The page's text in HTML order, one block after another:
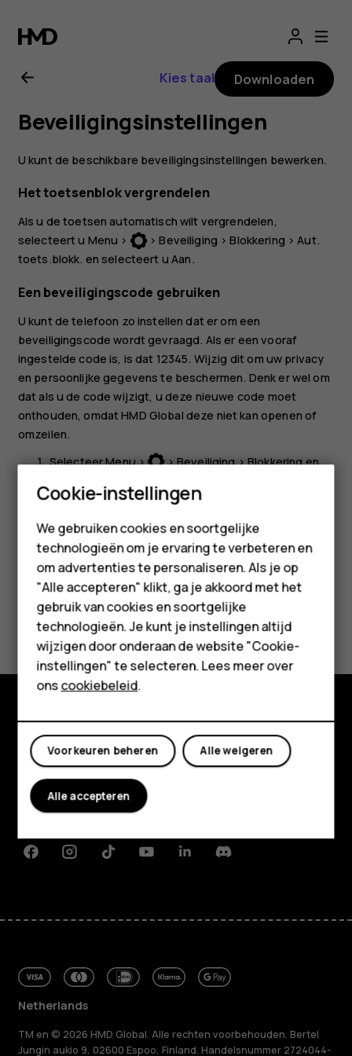
Nokia
3310
3G
Smartphones
Feature phones
Accessoires
HMD Terra M
Voor bedrijven
Tablets
Shop
Mijn account
Kies taal Downloaden
Beveiligingsinstellingen
U kunt de beschikbare beveiligingsinstellingen bewerken.
Het toetsenblok vergrendelen
Als u de toetsen automatisch wilt vergrendelen,
selecteert u Menu > >Beveiliging >Blokkering >Aut.
toets.blokk. en selecteert uAan.
Een beveiligingscode gebruiken
U kunt de telefoon zo instellen dat er om een
beveiligingscode wordt gevraagd. Als er een vooraf
ingestelde code is, is dat 12345. Wijzig dit om uw privacy
en persoonlijke gegevens te beschermen. Denk er wel om
dat als u de code wijzigt, u deze nieuwe code moet
onthouden, omdat HMD Global deze niet kan openen of
omzeilen.
SelecteerMenu> >Beveiliging>Blokkeringen
Voer de beveiligingscode in en selecteer
Was deze informatie nuttig?
Ja Nee
Shop
Over ons
Planet and people
FacebookInstagramTiktokYoutubeLinkedinDiscord
Netherlands
TM en © 2026 HMD Global. Alle rechten voorbehouden. Bertel
Jungin aukio 9, 02600 Espoo, Finland. Handelsnummer 2724044-
Cookie-instellingen
We gebruiken cookies en soortgelijke
technologieën om je ervaring te verbeteren en
om advertenties te personaliseren. Als je op
"Alle accepteren" klikt, ga je akkoord met het
gebruik van cookies en soortgelijke
technologieën. Je kunt je instellingen altijd
wijzigen door onderaan de website "Cookie-
instellingen" te selecteren. Lees meer over
onscookiebeleid.
Alle weigeren
Voorkeuren beheren
Alle accepteren